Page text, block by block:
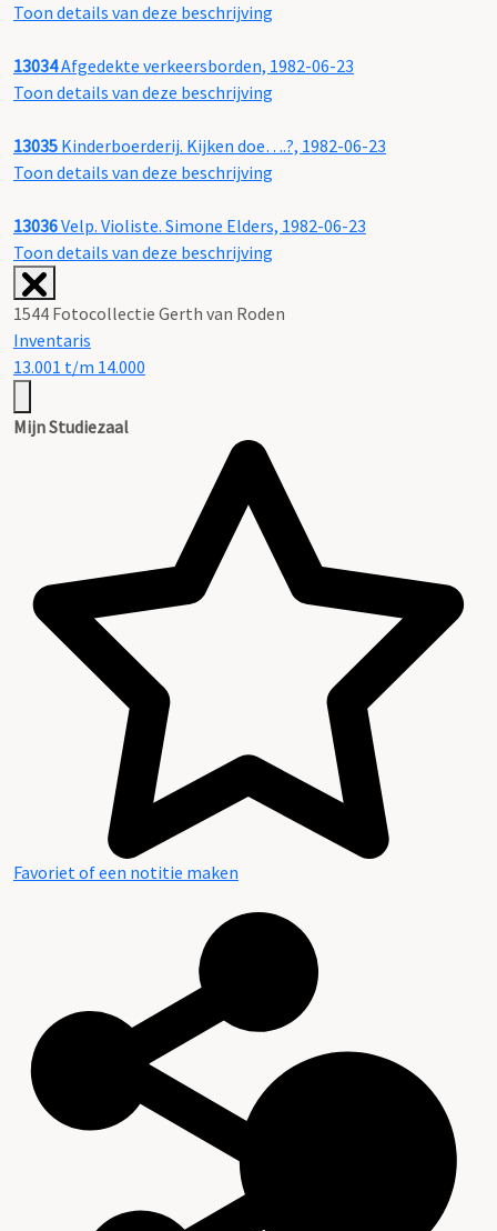
Toon details van deze beschrijving
13034Afgedekte verkeersborden, 1982-06-23
Toon details van deze beschrijving
13035 Kinderboerderij. Kijken doe….?, 1982-06-23
Toon details van deze beschrijving
13036Velp. Violiste. Simone Elders, 1982-06-23
Toon details van deze beschrijving
1544 Fotocollectie Gerth van Roden
Inventaris
13.001 t/m 14.000
Mijn Studiezaal
Favoriet of een notitie maken